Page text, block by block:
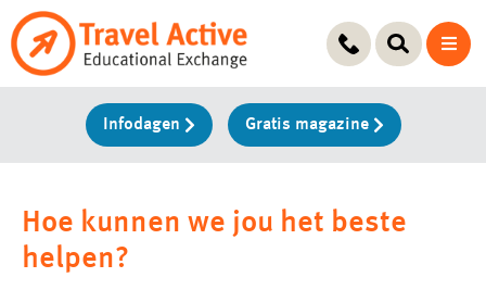
Ga
naar
Infodagen Gratis magazine
Hoe kunnen we jou het beste
helpen?